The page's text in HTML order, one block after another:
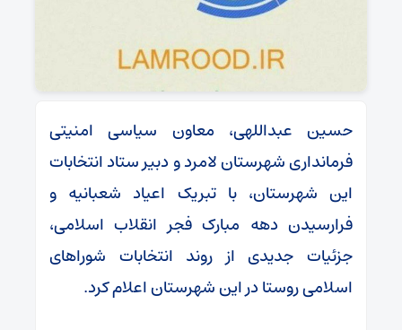
حسین عبداللهی، معاون سیاسی امنیتی
فرمانداری شهرستان لامرد و دبیر ستاد انتخابات
این شهرستان، با تبریک اعیاد شعبانیه و
فرارسیدن دهه مبارک فجر انقلاب اسلامی،
جزئیات جدیدی از روند انتخابات شوراهای
اسلامی روستا در این شهرستان اعلام کرد.